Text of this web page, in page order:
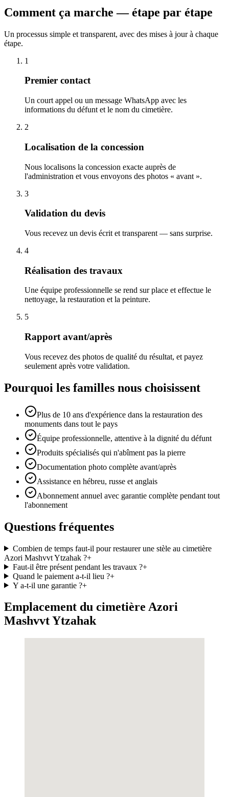
Comment ça marche — étape par étape
Un processus simple et transparent, avec des mises à jour à chaque
étape.
1
Premier contact
Un court appel ou un message WhatsApp avec les
informations du défunt et le nom du cimetière.
2
Localisation de la concession
Nous localisons la concession exacte auprès de
l'administration et vous envoyons des photos « avant ».
3
Validation du devis
Vous recevez un devis écrit et transparent — sans surprise.
4
Réalisation des travaux
Une équipe professionnelle se rend sur place et effectue le
nettoyage, la restauration et la peinture.
5
Rapport avant/après
Vous recevez des photos de qualité du résultat, et payez
seulement après votre validation.
Pourquoi les familles nous choisissent
Plus de 10 ans d'expérience dans la restauration des
monuments dans tout le pays
Équipe professionnelle, attentive à la dignité du défunt
Produits spécialisés qui n'abîment pas la pierre
Documentation photo complète avant/après
Assistance en hébreu, russe et anglais
Abonnement annuel avec garantie complète pendant tout
l'abonnement
Questions fréquentes
Combien de temps faut-il pour restaurer une stèle au cimetière
Azori Mashvvt Ytzahak ?+
Faut-il être présent pendant les travaux ?+
Quand le paiement a-t-il lieu ?+
Y a-t-il une garantie ?+
Emplacement du cimetière Azori
Mashvvt Ytzahak